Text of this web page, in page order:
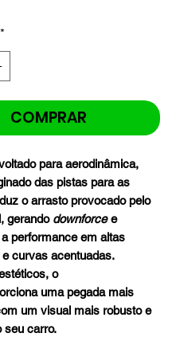
*
COMPRAR
para aerodinâmica,
das pistas para as
o arrasto provocado pelo
gerando downforcee
performance em altas
curvas acentuadas.
o
uma pegada mais
um visual mais robusto e
seu carro.